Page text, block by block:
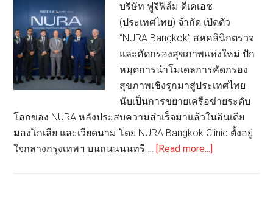
ฟื้น
ชี้
มาตรฐาน
โลก
เปลี่ยน
เกม
การ
แข่งขัน
รับ
ต้นทุน
บริษัท ฟูจิฟิล์ม ดีเคเอช
(ประเทศไทย) จำกัด เปิดตัว
“NURA Bangkok” สหคลินิกตรวจ
และคัดกรองสุขภาพแห่งใหม่ ปัก
หมุดการนำโมเดลการคัดกรอง
สุขภาพเชิงรุกมาสู่ประเทศไทย
นับเป็นการขยายเครือข่ายระดับ
โลกของ NURA หลังประสบความสำเร็จมาแล้วในอินเดีย
มองโกเลีย และเวียดนาม โดย NURA Bangkok Clinic ตั้งอยู่
ใจกลางกรุงเทพฯ บนถนนนนทรี …
[Read more...]